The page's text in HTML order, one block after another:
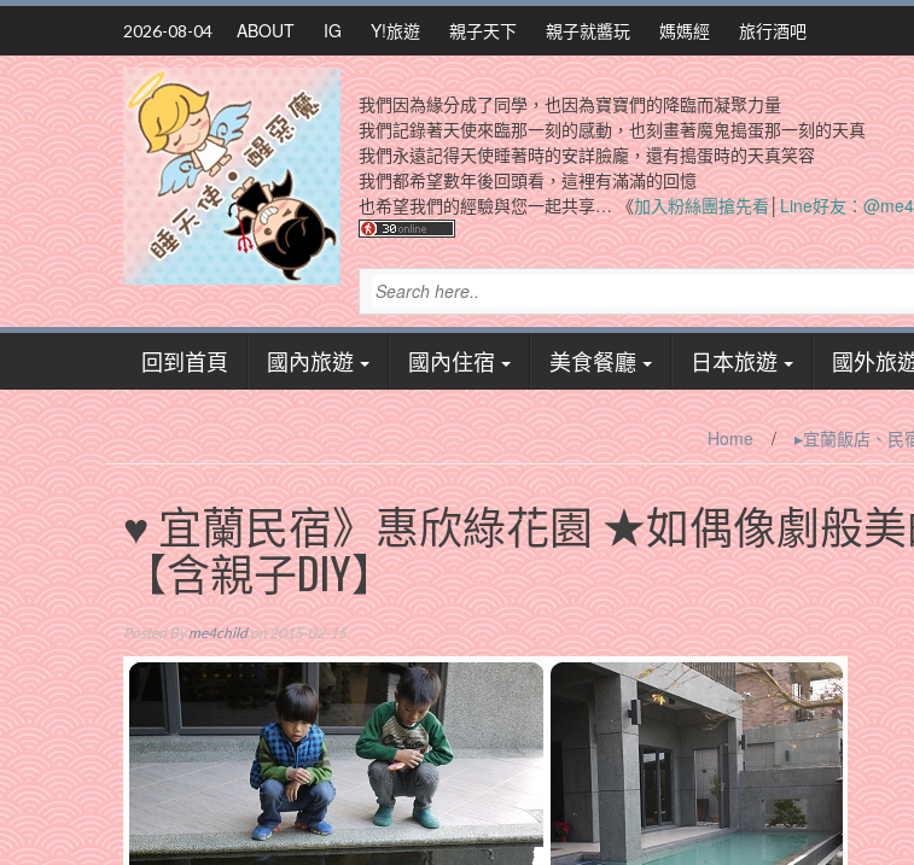
Skip
content
2026-08-04 ABOUT IG Y!旅遊 親子天下 親子就醬玩 媽媽經 旅行酒吧
我們因為緣分成了同學，也因為寶寶們的降臨而凝聚力量
我們記錄著天使來臨那一刻的感動，也刻畫著魔鬼搗蛋那一刻的天真
我們永遠記得天使睡著時的安詳臉龐，還有搗蛋時的天真笑容
我們都希望數年後回頭看，這裡有滿滿的回憶
也希望我們的經驗與您一起共享… 《加入粉絲團搶先看│Line好友：
回到首頁 國內旅遊 國內住宿 美食餐廳 日本旅遊 國外旅
Home / ▸宜蘭飯店、民
♥ 宜蘭民宿》惠欣綠花園 ★如偶像劇般
【含親子DIY】
Posted Byme4childon 2015-02-15